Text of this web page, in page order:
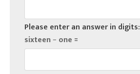
Please enter an answer in digits:
sixteen − one =